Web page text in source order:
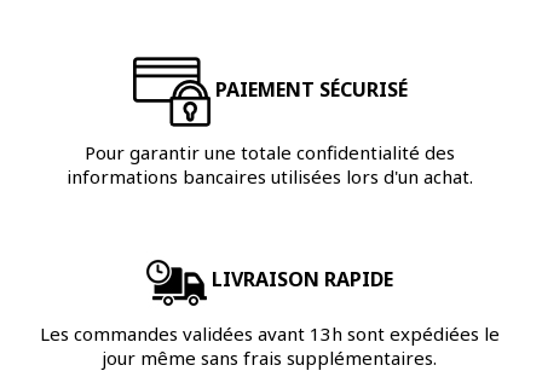
PAIEMENT SÉCURISÉ
Pour garantir une totale confidentialité des
informations bancaires utilisées lors d'un achat.
LIVRAISON RAPIDE
Les commandes validées avant 13h sont expédiées le
jour même sans frais supplémentaires.